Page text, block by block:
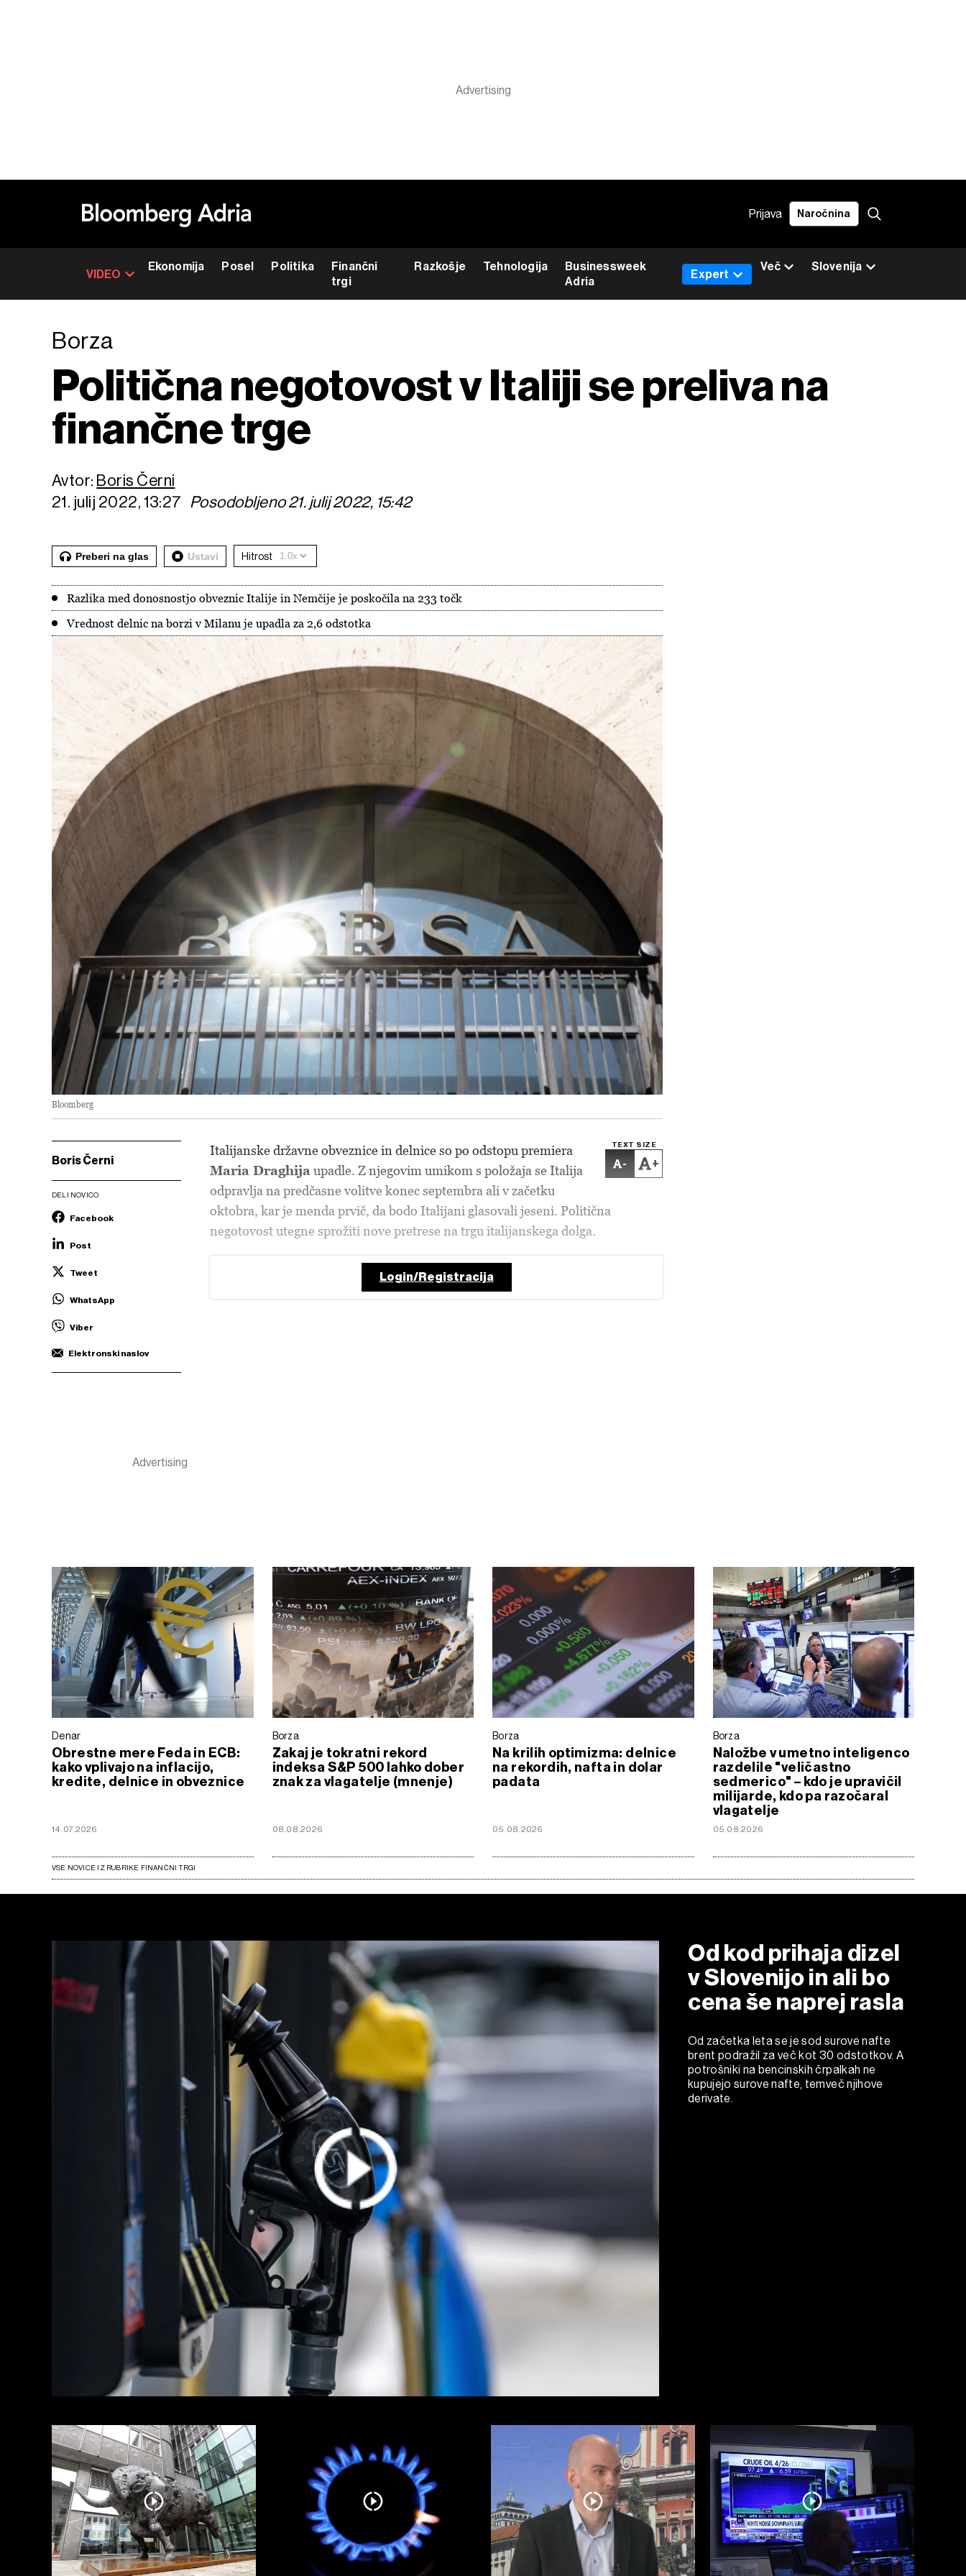
Prijava Naročnina
VIDEO
Ekonomija Posel Politika
Finančni
trgi
Razkošje Tehnologija
Businessweek
Adria
Slovenija
Expert
Več
Borza
Politična negotovost v Italiji se preliva na
finančne trge
Avtor: Boris Černi
21. julij 2022, 13:27 Posodobljeno 21. julij 2022, 15:42
Preberi na glas Ustavi Hitrost
Razlika med donosnostjo obveznic Italije in Nemčije je poskočila na 233 točk
Vrednost delnic na borzi v Milanu je upadla za 2,6 odstotka
Bloomberg
Boris Černi
DELI NOVICO
Facebook
Post
Tweet
WhatsApp
Viber
Elektronski naslov
TEXT SIZE
- +
Italijanske državne obveznice in delnice so po odstopu premiera
Maria Draghija upadle. Z njegovim umikom s položaja se Italija
odpravlja na predčasne volitve konec septembra ali v začetku
oktobra, kar je menda prvič, da bodo Italijani glasovali jeseni. Politična
negotovost utegne sprožiti nove pretrese na trgu italijanskega dolga.
Login/Registracija
Denar
Obrestne mere Feda in ECB:
kako vplivajo na inflacijo,
kredite, delnice in obveznice
14.07.2026
Borza
Zakaj je tokratni rekord
indeksa S&P 500 lahko dober
znak za vlagatelje (mnenje)
08.08.2026
Borza
Na krilih optimizma: delnice
na rekordih, nafta in dolar
padata
05.08.2026
Borza
Naložbe v umetno inteligenco
razdelile "veličastno
sedmerico" – kdo je upravičil
milijarde, kdo pa razočaral
vlagatelje
05.08.2026
VSE NOVICE IZ RUBRIKE FINANČNI TRGI
Od kod prihaja dizel
v Slovenijo in ali bo
cena še naprej rasla
Od začetka leta se je sod surove nafte
brent podražil za več kot 30 odstotkov. A
potrošniki na bencinskih črpalkah ne
kupujejo surove nafte, temveč njihove
derivate.